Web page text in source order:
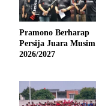
Pramono Berharap
Persija Juara Musim
2026/2027